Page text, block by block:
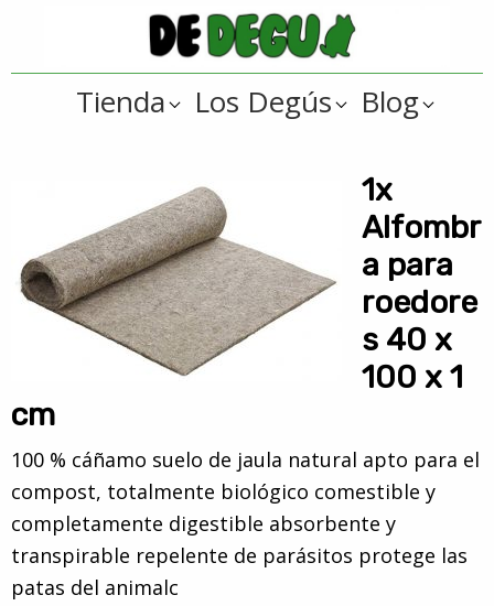
la
navegación
contenido
principal
De
Tienda
online
regalos
??
para
degús
Tienda Los Degús Blog
1x
Alfombr
a para
roedore
s 40 x
100 x 1
cm
100 % cáñamo suelo de jaula natural apto para el
compost, totalmente biológico comestible y
completamente digestible absorbente y
transpirable repelente de parásitos protege las
patas del animalc